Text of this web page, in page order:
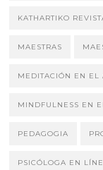
KATHARTIKO
MAESTRAS
MEDITACIÓN EN EL
MINDFULNESS EN
PEDAGOGIA
PSICÓLOGA EN